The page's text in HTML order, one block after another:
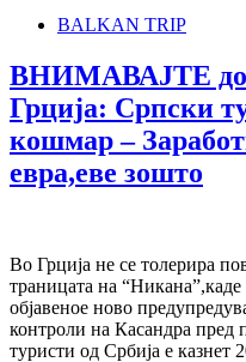
BALKAN TRIP
ВНИМАВАЈТЕ
Грција: Српски
кошмар –
евра,еве зошто
Во Грција не се толерира
траницата на
објавеное ново
контроли на Касандра пред
туристи од Србија е